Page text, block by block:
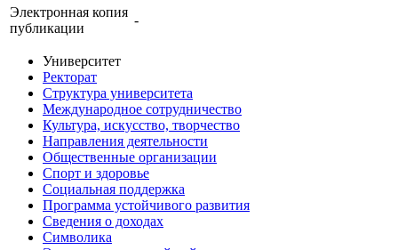
Электронная копия
публикации
-
Университет
Ректорат
Структура университета
Международное сотрудничество
Культура, искусство, творчество
Направления деятельности
Общественные организации
Спорт и здоровье
Социальная поддержка
Программа устойчивого развития
Сведения о доходах
Символика